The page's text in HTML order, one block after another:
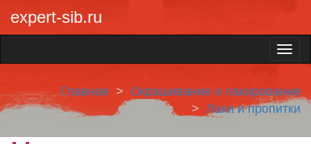
expert-sib.ru
Главная
Окрашивание и лакирование
Лаки и пропитки